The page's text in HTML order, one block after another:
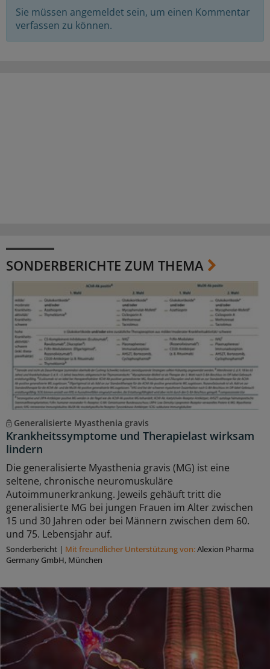
Sie müssen angemeldet sein, um einen Kommentar
verfassen zu können.
SONDERBERICHTE ZUM THEMA
Generalisierte Myasthenia gravis
Krankheitssymptome und Therapielast wirksam
lindern
Die generalisierte Myasthenia gravis (MG) ist eine
seltene, chronische neuromuskuläre
Autoimmunerkrankung. Jeweils gehäuft tritt die
generalisierte MG bei jungen Frauen im Alter zwischen
15 und 30 Jahren oder bei Männern zwischen dem 60.
und 75. Lebensjahr auf.
Sonderbericht | Mit freundlicher Unterstützung von:Alexion Pharma
Germany GmbH, München